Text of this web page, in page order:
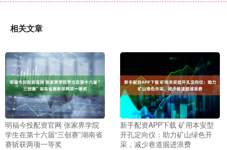
相关文章
明福今投配资官网 张家界学院
学生在第十六届“三创赛”湖南省
赛斩获两项一等奖
新手配资APP下载 矿用本安型
开孔定向仪：助力矿山绿色开
采，减少巷道掘进浪费